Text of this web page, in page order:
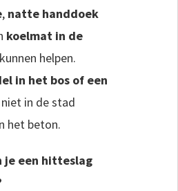
, natte handdoek
koelmat in de
kunnen helpen.
in het bos of een
niet in de stad
het beton.
je een hitteslag